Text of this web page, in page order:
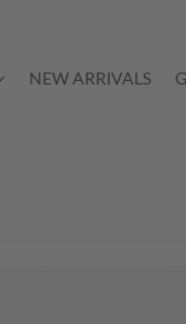
NEW ARRIVALS